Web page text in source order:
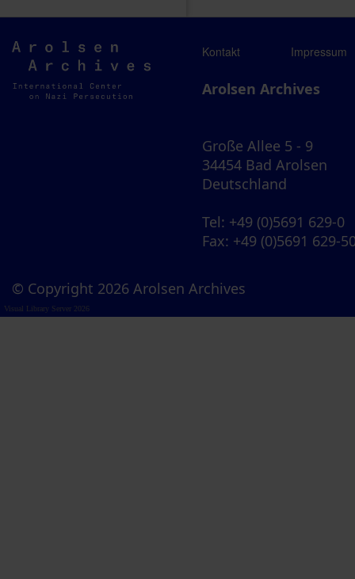
Arolsen
Archives
Kontakt Impressum
Arolsen Archives
Große Allee 5 - 9
34454 Bad Arolsen
Deutschland
Tel: +49 (0)5691 629-0
Fax: +49 (0)5691 629-
© Copyright 2026 Arolsen Archives
Visual Library Server 2026